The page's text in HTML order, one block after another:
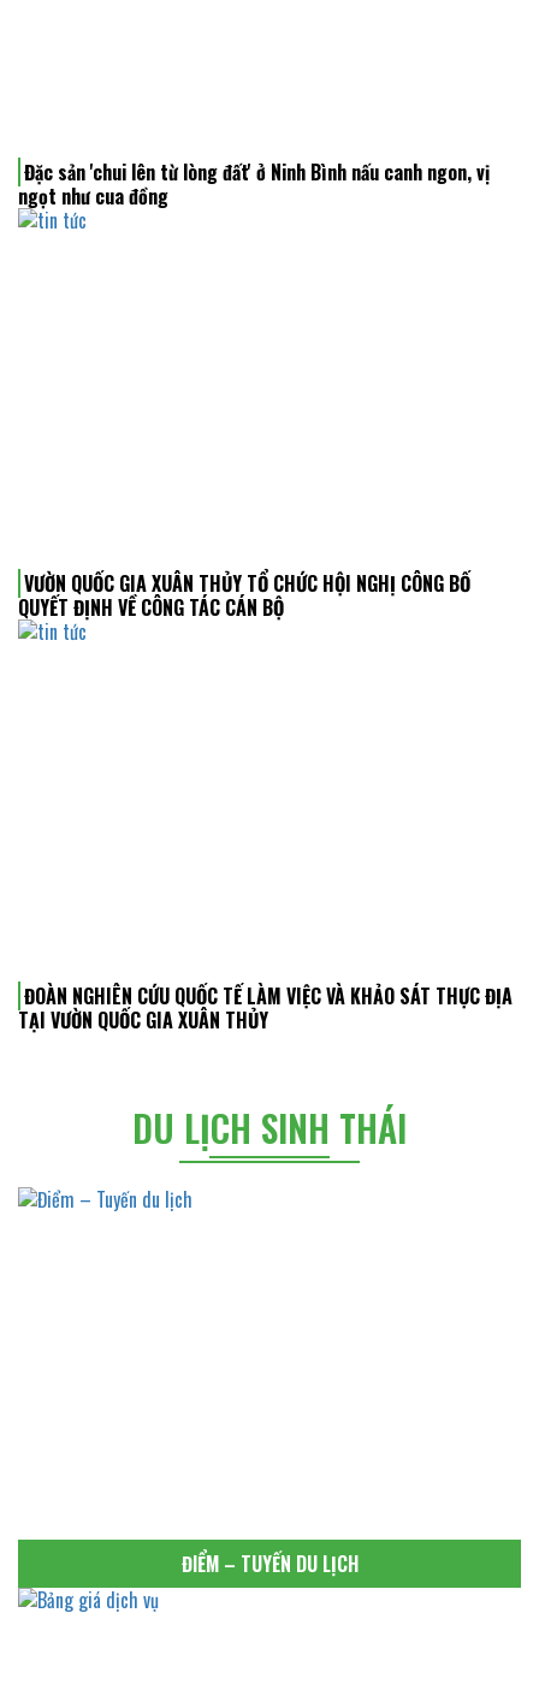
Đặc sản 'chui lên từ lòng đất' ở Ninh Bình nấu canh ngon, vị
ngọt như cua đồng
VƯỜN QUỐC GIA XUÂN THỦY TỔ CHỨC HỘI NGHỊ CÔNG BỐ
QUYẾT ĐỊNH VỀ CÔNG TÁC CÁN BỘ
ĐOÀN NGHIÊN CỨU QUỐC TẾ LÀM VIỆC VÀ KHẢO SÁT THỰC ĐỊA
TẠI VƯỜN QUỐC GIA XUÂN THỦY
DU LỊCH SINH THÁI
ĐIỂM – TUYẾN DU LỊCH